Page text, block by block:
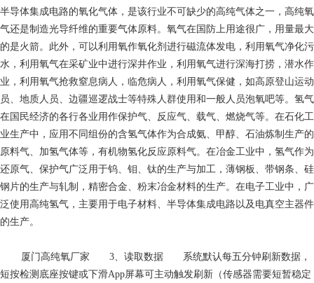
半导体集成电路的氧化气体，是该行业不可缺少的高纯气体之一，高纯氧
气还是制造光导纤维的重要气体原料。氧气在国防上用途很广，用量最大
的是火箭。此外，可以利用氧作氧化剂进行磁流体发电，利用氧气净化污
水，利用氧气在采矿业中进行深井作业，利用氧气进行深海打捞，潜水作
业，利用氧气抢救窒息病人，临危病人，利用氧气保健，如高原登山运动
员、地质人员、边疆巡逻战士等特殊人群使用和一般人员泡氧吧等。氢气
在国民经济的各行各业用作保护气、反应气、载气、燃烧气等。在石化工
业生产中，应用不同组份的含氢气体作为合成氨、甲醇、石油炼制生产的
原料气、加氢气体等，有机物氢化反应原料气。在冶金工业中，氢气作为
还原气、保护气广泛用于钨、钼、钛的生产与加工，薄钢板、带钢条、硅
钢片的生产与轧制，精密合金、粉末冶金材料的生产。在电子工业中，广
泛使用高纯氢气，主要用于电子材料、半导体集成电路以及电真空主器件
的生产。
厦门高纯氧厂家 3、读取数据 系统默认每五分钟刷新数据，
短按检测底座按键或下滑App屏幕可主动触发刷新（传感器需要短暂稳定